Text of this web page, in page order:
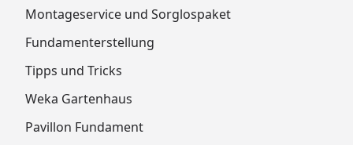
Montageservice und Sorglospaket
Fundamenterstellung
Tipps und Tricks
Weka Gartenhaus
Pavillon Fundament